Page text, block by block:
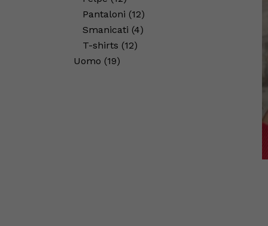
Pantaloni 12
Smanicati 4
T-shirts 12
Uomo 19